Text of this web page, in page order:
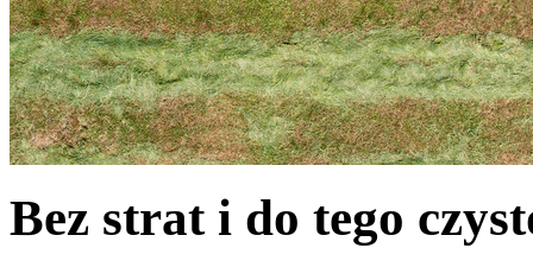
Bez strat i do tego